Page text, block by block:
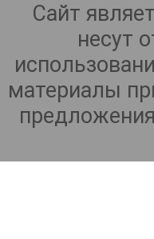
Сайт
несут
материалы